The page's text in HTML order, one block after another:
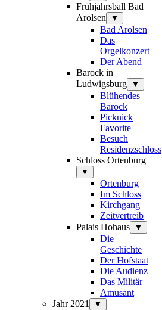
Frühjahrsball Bad
Arolsen
▼
Bad Arolsen
Das
Orgelkonzert
Der Abend
Barock in
Ludwigsburg
▼
Blühendes
Barock
Picknick
Favorite
Besuch
Residenzschloss
Schloss Ortenburg
▼
Ortenburg
Im Schloss
Kirchgang
Zeitvertreib
Palais Hohaus
▼
Die
Geschichte
Der Hofstaat
Die Audienz
Das Militär
Amusant
Jahr 2021
▼